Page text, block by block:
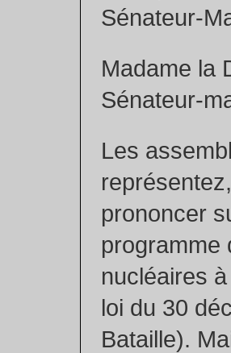
Sénateur-
Madame la
Sénateur-
Les
prononcer
programme
nucléaires
loi du 30
Bataille).